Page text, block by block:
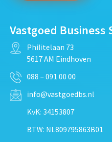
Vastgoed Business
Philitelaan 73
5617 AM Eindhoven
088 – 091 00 00
info@vastgoedbs.nl
KvK: 34153807
BTW: NL809795863B01